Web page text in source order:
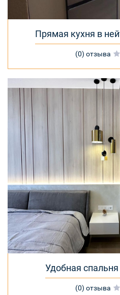
Прямая кухня в
(0) отзыва
Удобная
(0) отзыва